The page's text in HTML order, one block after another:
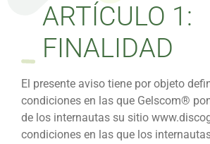
ARTÍCULO 1:
FINALIDAD
El presente aviso tiene por objeto
condiciones en las que Gelscom®
de los internautas su sitio
condiciones en las que los